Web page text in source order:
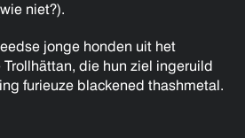
niet?).
jonge honden uit het
die hun ziel ingeruild
furieuze blackened thashmetal.